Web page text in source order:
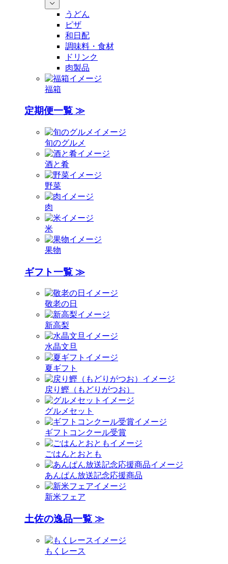
うどん
ピザ
和日配
調味料・食材
ドリンク
肉製品
福箱
定期便一覧 ≫
旬のグルメ
酒と肴
野菜
肉
米
果物
ギフト一覧 ≫
敬老の日
新高梨
水晶文旦
夏ギフト
戻り鰹（もどりがつお）
グルメセット
ギフトコンクール受賞
ごはんとおとも
あんぱん放送記念応援商品
新米フェア
土佐の逸品一覧 ≫
もくレース